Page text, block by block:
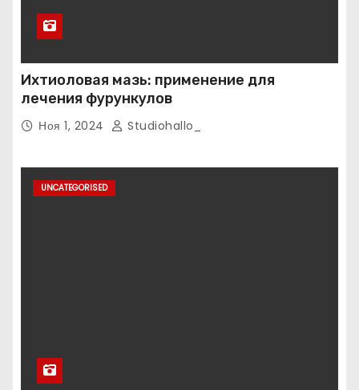
Ихтиоловая мазь: применение для
лечения фурункулов
Ноя 1, 2024 Studiohallo_
UNCATEGORISED